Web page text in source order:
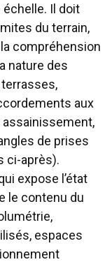
Il doit
du terrain,
compréhension
nature des
aux
assainissement,
de prises
ci-après).
expose l’état
le contenu du
espaces